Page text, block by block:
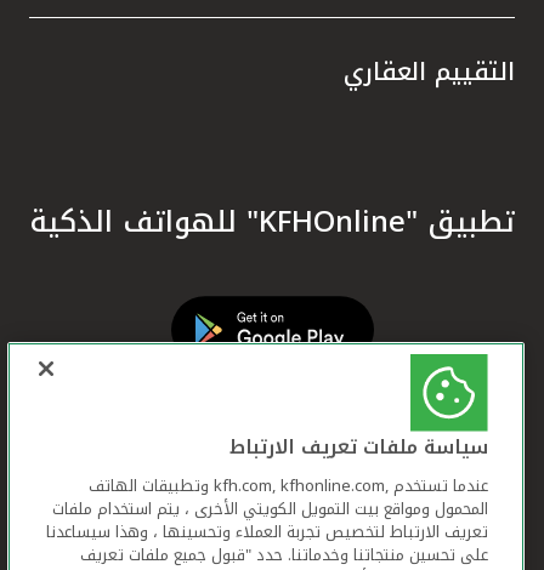
التقييم العقاري
تطبيق "KFHOnline" للهواتف الذكية
سياسة ملفات تعريف الارتباط
عندما تستخدم ,kfh.com, kfhonline.com وتطبيقات الهاتف
المحمول ومواقع بيت التمويل الكويتي الأخرى ، يتم استخدام ملفات
تعريف الارتباط لتخصيص تجربة العملاء وتحسينها ، وهذا سيساعدنا
على تحسين منتجاتنا وخدماتنا. حدد "قبول جميع ملفات تعريف